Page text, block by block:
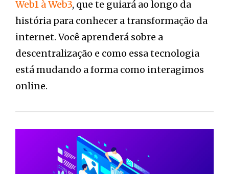
Web1 à Web3, que te guiará ao longo da
história para conhecer a transformação da
internet. Você aprenderá sobre a
descentralização e como essa tecnologia
está mudando a forma como interagimos
online.